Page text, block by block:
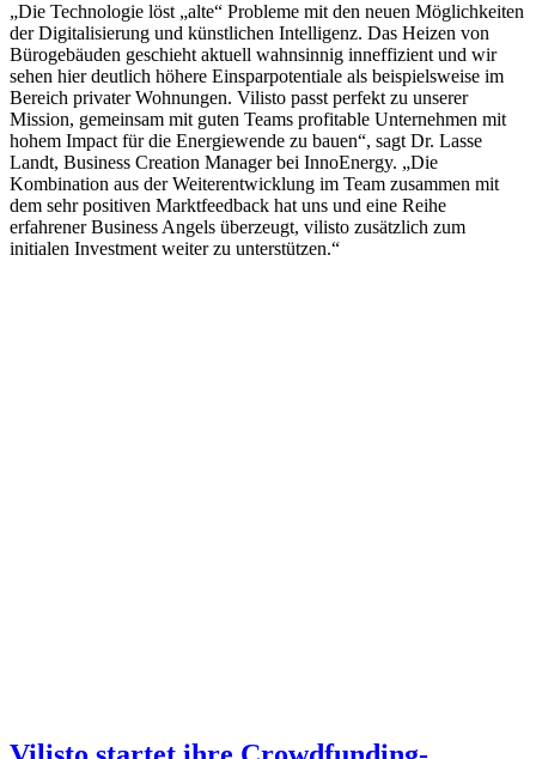
„Die Technologie löst „alte“ Probleme mit den neuen Möglichkeiten
der Digitalisierung und künstlichen Intelligenz. Das Heizen von
Bürogebäuden geschieht aktuell wahnsinnig inneffizient und wir
sehen hier deutlich höhere Einsparpotentiale als beispielsweise im
Bereich privater Wohnungen. Vilisto passt perfekt zu unserer
Mission, gemeinsam mit guten Teams profitable Unternehmen mit
hohem Impact für die Energiewende zu bauen“, sagt Dr. Lasse
Landt, Business Creation Manager bei InnoEnergy. „Die
Kombination aus der Weiterentwicklung im Team zusammen mit
dem sehr positiven Marktfeedback hat uns und eine Reihe
erfahrener Business Angels überzeugt, vilisto zusätzlich zum
initialen Investment weiter zu unterstützen.“